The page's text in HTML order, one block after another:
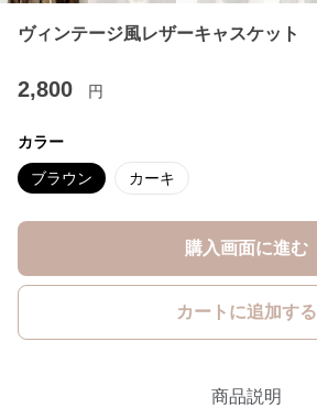
ヴィンテージ風レザーキャスケット
2,800 円
カラー
ブラウン カーキ
購入画面に進む
カートに追加する
商品説明